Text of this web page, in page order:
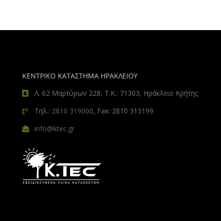
ΚΕΝΤΡΙΚΟ ΚΑΤΑΣΤΗΜΑ ΗΡΑΚΛΕΙΟΥ
Λ. 62 Μαρτύρων 228, Τ.Κ.: 71303, Ηράκλειο Κρήτης
Τηλ.: 2810 319000, Fax: 2810 313199
info@ktec.gr